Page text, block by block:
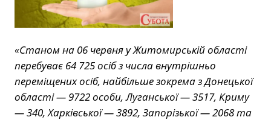
«Станом на 06 червня у Житомирській області
перебуває 64 725 осіб з числа внутрішньо
переміщених осіб, найбільше зокрема з Донецької
області — 9722 особи, Луганської — 3517, Криму
— 340, Харківської — 3892, Запорізької — 2068 та